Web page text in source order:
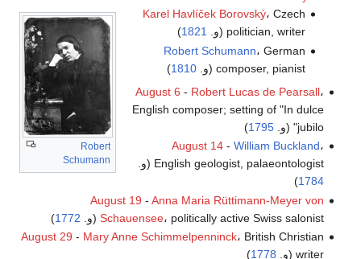
Robert
Schumann
Karel Havlíček Borovský، Czech
politician, writer (و.
1821
)
Robert Schumann، German
composer, pianist (و.
1810
)
August 6 - Robert Lucas de Pearsall،
English composer; setting of "In dulce
jubilo" (و.
1795
)
August 14- William Buckland،
English geologist, palaeontologist (و.
1784
)
August 19 - Anna Maria Rüttimann-Meyer von
Schauensee، politically active Swiss salonist (و. 1772
)
August 29 - Mary Anne Schimmelpenninck، British Christian
writer (و.
1778
)